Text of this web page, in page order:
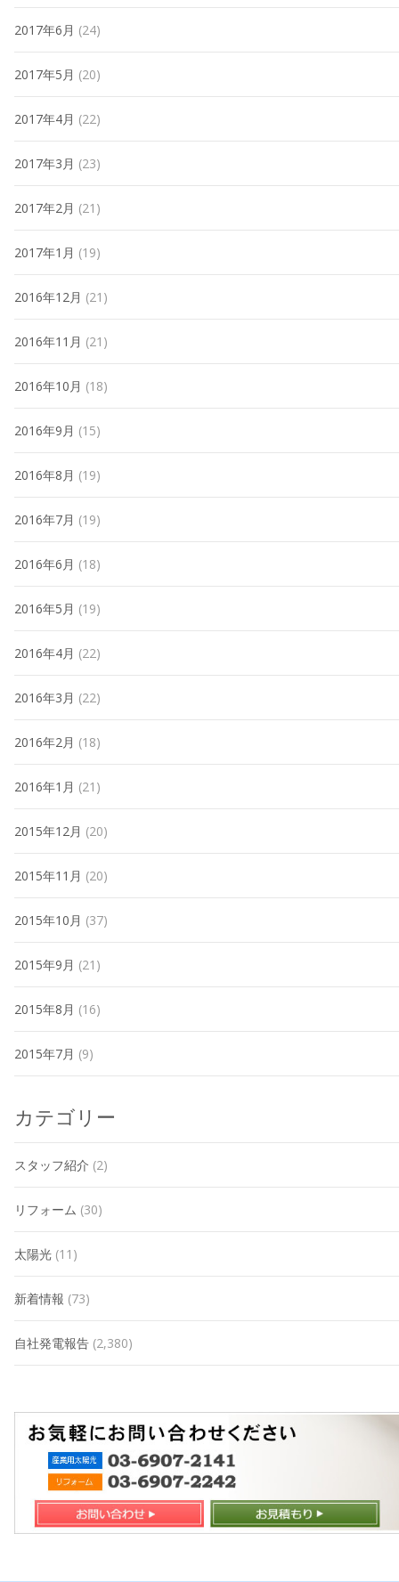
2017年6月 (24)
2017年5月 (20)
2017年4月 (22)
2017年3月 (23)
2017年2月 (21)
2017年1月 (19)
2016年12月 (21)
2016年11月 (21)
2016年10月 (18)
2016年9月 (15)
2016年8月 (19)
2016年7月 (19)
2016年6月 (18)
2016年5月 (19)
2016年4月 (22)
2016年3月 (22)
2016年2月 (18)
2016年1月 (21)
2015年12月 (20)
2015年11月 (20)
2015年10月 (37)
2015年9月 (21)
2015年8月 (16)
2015年7月 (9)
カテゴリー
スタッフ紹介 (2)
リフォーム (30)
太陽光 (11)
新着情報 (73)
自社発電報告 (2,380)